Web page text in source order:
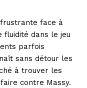
face à
fluidité dans le jeu
parfois
sans détour les
à trouver les
faire contre Massy.